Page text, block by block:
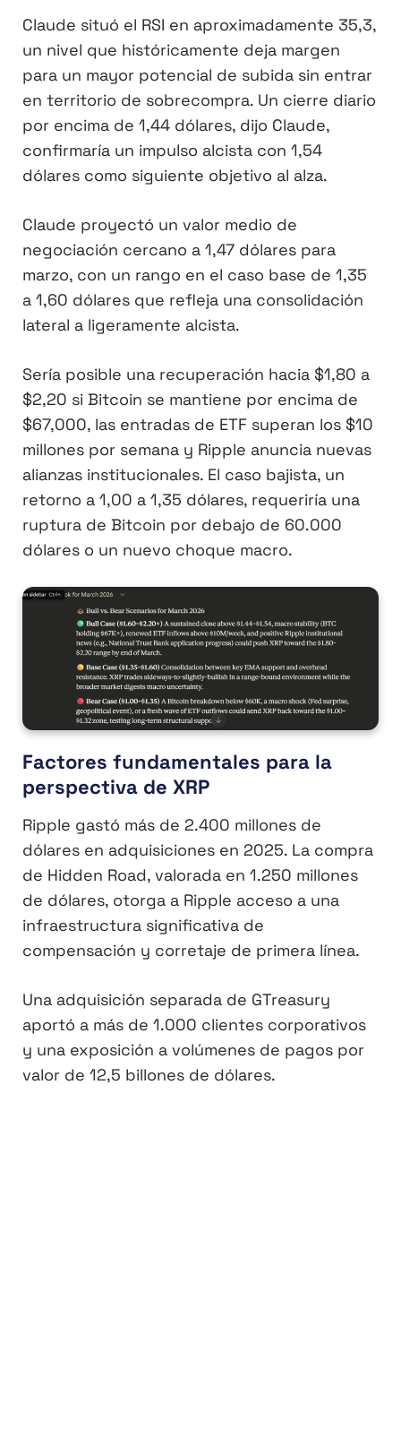
Claude situó el RSI en aproximadamente 35,3,
un nivel que históricamente deja margen
para un mayor potencial de subida sin entrar
en territorio de sobrecompra. Un cierre diario
por encima de 1,44 dólares, dijo Claude,
confirmaría un impulso alcista con 1,54
dólares como siguiente objetivo al alza.
Claude proyectó un valor medio de
negociación cercano a 1,47 dólares para
marzo, con un rango en el caso base de 1,35
a 1,60 dólares que refleja una consolidación
lateral a ligeramente alcista.
Sería posible una recuperación hacia $1,80 a
$2,20 si Bitcoin se mantiene por encima de
$67,000, las entradas de ETF superan los $10
millones por semana y Ripple anuncia nuevas
alianzas institucionales. El caso bajista, un
retorno a 1,00 a 1,35 dólares, requeriría una
ruptura de Bitcoin por debajo de 60.000
dólares o un nuevo choque macro.
Factores fundamentales para la
perspectiva de XRP
Ripple gastó más de 2.400 millones de
dólares en adquisiciones en 2025. La compra
de Hidden Road, valorada en 1.250 millones
de dólares, otorga a Ripple acceso a una
infraestructura significativa de
compensación y corretaje de primera línea.
Una adquisición separada de GTreasury
aportó a más de 1.000 clientes corporativos
y una exposición a volúmenes de pagos por
valor de 12,5 billones de dólares.